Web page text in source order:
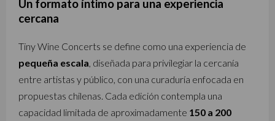
Un formato íntimo para una experiencia
cercana
Tiny Wine Concerts se define como una experiencia de
pequeña escala , diseñada para privilegiar la cercanía
entre artistas y público, con una curaduría enfocada en
propuestas chilenas. Cada edición contempla una
capacidad limitada de aproximadamente 150 a 200